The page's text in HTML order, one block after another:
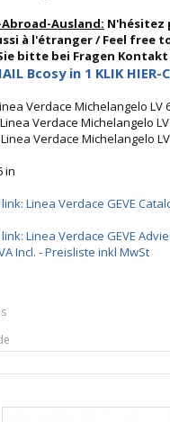
Ausland: N'hésitez
à l'étranger / Feel free
bitte bei Fragen Kontakt
Bcosy in 1 KLIK HIER-
Verdace Michelangelo LV
Linea Verdace Michelangelo
Linea Verdace Michelangelo
in
Linea Verdace GEVE
Linea Verdace GEVE
Incl. - Preisliste inkl MwSt